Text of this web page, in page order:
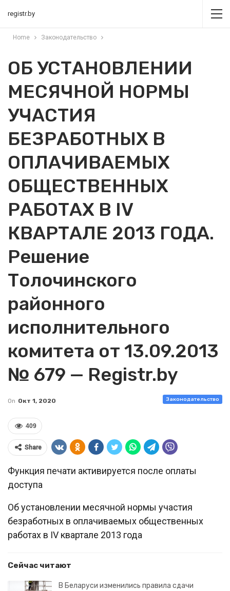
registr.by
Home Законодательство
ОБ УСТАНОВЛЕНИИ
МЕСЯЧНОЙ НОРМЫ
УЧАСТИЯ
БЕЗРАБОТНЫХ В
ОПЛАЧИВАЕМЫХ
ОБЩЕСТВЕННЫХ
РАБОТАХ В IV
КВАРТАЛЕ 2013 ГОДА.
Решение
Толочинского
районного
исполнительного
комитета от 13.09.2013
№ 679 — Registr.by
Законодательство
On Окт 1, 2020
409
Share
Функция печати активируется после оплаты
доступа
Об установлении месячной нормы участия
безработных в оплачиваемых общественных
работах в IV квартале 2013 года
Сейчас читают
В Беларуси изменились правила сдачи